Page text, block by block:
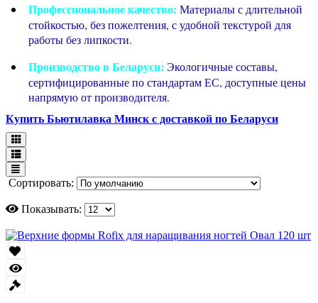
Профессиональное качество: Материалы с длительной
стойкостью, без пожелтения, с удобной текстурой для
работы без липкости.
Производство в Беларуси: Экологичные составы,
сертифицированные по стандартам ЕС, доступные цены
напрямую от производителя.
Купить Бьютилавка Минск с доставкой по Беларуси
Сортировать:
Показывать: